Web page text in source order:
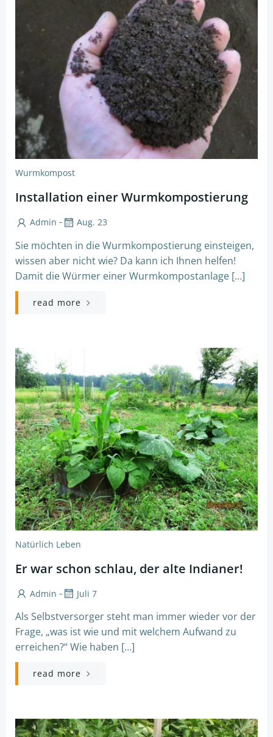
Wurmkompost
Installation einer Wurmkompostierung
Admin - Aug. 23
Sie möchten in die Wurmkompostierung einsteigen,
wissen aber nicht wie? Da kann ich Ihnen helfen!
Damit die Würmer einer Wurmkompostanlage […]
read more
Natürlich Leben
Er war schon schlau, der alte Indianer!
Admin - Juli 7
Als Selbstversorger steht man immer wieder vor der
Frage, „was ist wie und mit welchem Aufwand zu
erreichen?“ Wie haben […]
read more